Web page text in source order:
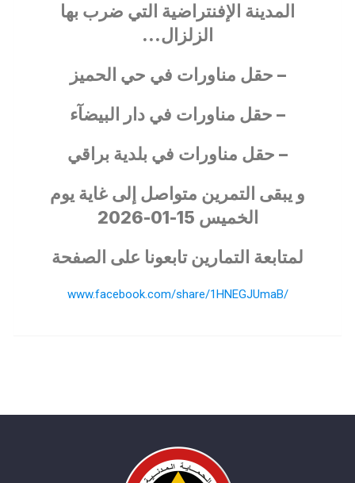
المدينة الإفنتراضية التي ضرب بها
الزلزال…
– حقل مناورات في حي الحميز
– حقل مناورات في دار البيضآء
– حقل مناورات في بلدية براقي
و يبقى التمرين متواصل إلى غاية يوم
الخميس 15-01-2026
لمتابعة التمارين تابعونا على الصفحة
www.facebook.com/share/1HNEGJUmaB/